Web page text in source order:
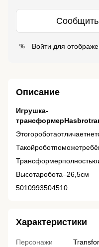
% Войти для
Описание
Игрушка-
Высотаробота–26,5см
5010993504510
Характеристики
Персонажи